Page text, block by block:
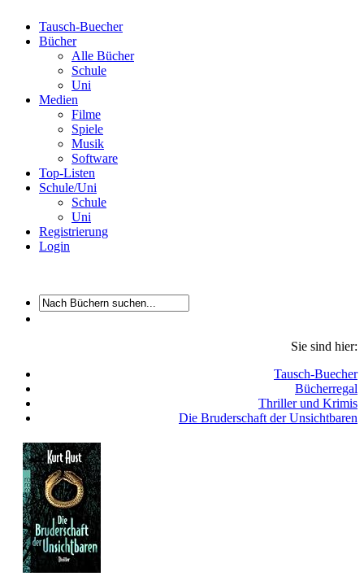
Tausch-Buecher
Bücher
Alle Bücher
Schule
Uni
Medien
Filme
Spiele
Musik
Software
Top-Listen
Schule/Uni
Schule
Uni
Registrierung
Login
Sie sind hier:
Tausch-Buecher
Bücherregal
Thriller und Krimis
Die Bruderschaft der Unsichtbaren